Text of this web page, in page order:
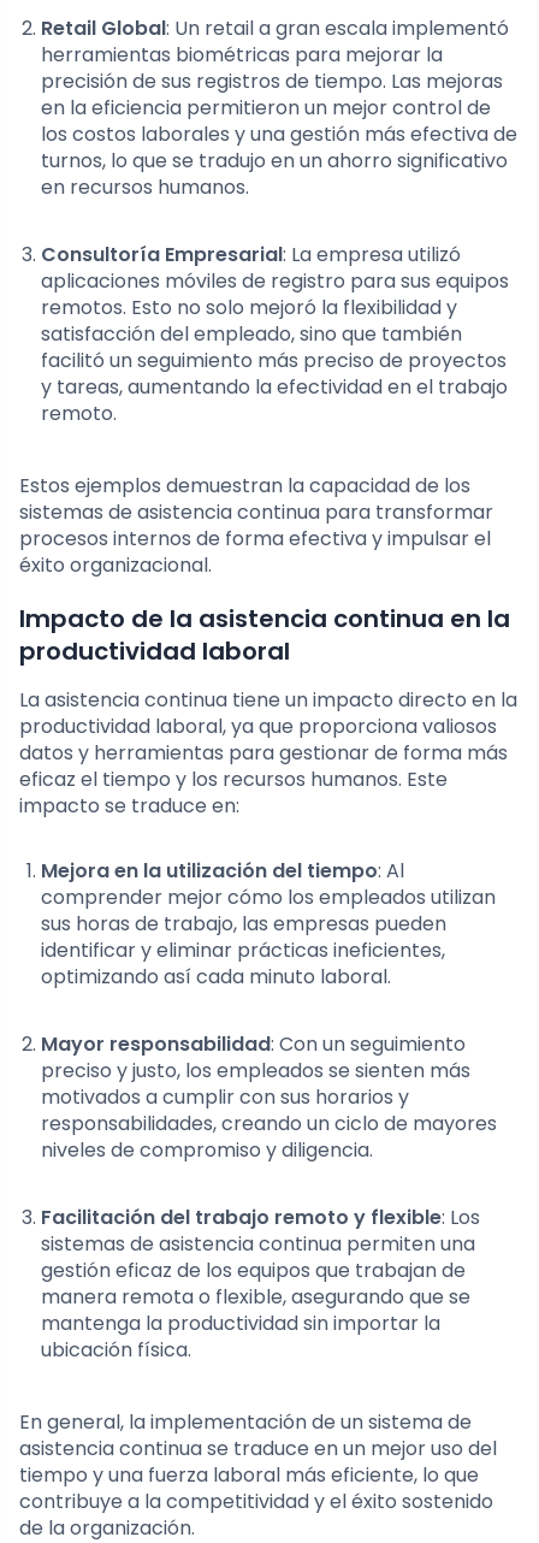
Retail Global: Un retail a gran escala implementó
herramientas biométricas para mejorar la
precisión de sus registros de tiempo. Las mejoras
en la eficiencia permitieron un mejor control de
los costos laborales y una gestión más efectiva de
turnos, lo que se tradujo en un ahorro significativo
en recursos humanos.
Consultoría Empresarial: La empresa utilizó
aplicaciones móviles de registro para sus equipos
remotos. Esto no solo mejoró la flexibilidad y
satisfacción del empleado, sino que también
facilitó un seguimiento más preciso de proyectos
y tareas, aumentando la efectividad en el trabajo
remoto.
Estos ejemplos demuestran la capacidad de los
sistemas de asistencia continua para transformar
procesos internos de forma efectiva y impulsar el
éxito organizacional.
Impacto de la asistencia continua en la
productividad laboral
La asistencia continua tiene un impacto directo en la
productividad laboral, ya que proporciona valiosos
datos y herramientas para gestionar de forma más
eficaz el tiempo y los recursos humanos. Este
impacto se traduce en:
Mejora en la utilización del tiempo: Al
comprender mejor cómo los empleados utilizan
sus horas de trabajo, las empresas pueden
identificar y eliminar prácticas ineficientes,
optimizando así cada minuto laboral.
Mayor responsabilidad: Con un seguimiento
preciso y justo, los empleados se sienten más
motivados a cumplir con sus horarios y
responsabilidades, creando un ciclo de mayores
niveles de compromiso y diligencia.
Facilitación del trabajo remoto y flexible: Los
sistemas de asistencia continua permiten una
gestión eficaz de los equipos que trabajan de
manera remota o flexible, asegurando que se
mantenga la productividad sin importar la
ubicación física.
En general, la implementación de un sistema de
asistencia continua se traduce en un mejor uso del
tiempo y una fuerza laboral más eficiente, lo que
contribuye a la competitividad y el éxito sostenido
de la organización.